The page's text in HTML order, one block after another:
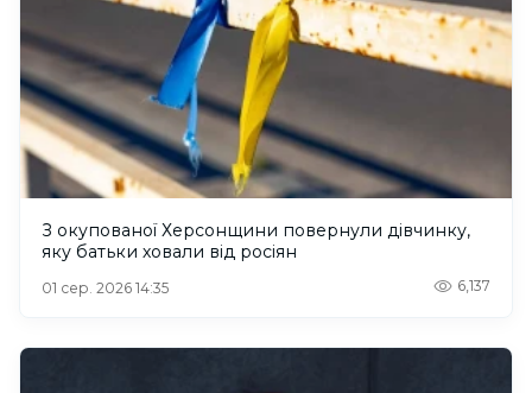
З окупованої Херсонщини повернули дівчинку,
яку батьки ховали від росіян
01 сер. 2026 14:35 6,137